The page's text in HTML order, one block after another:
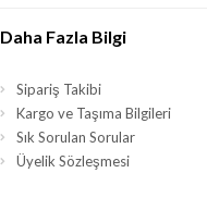
Daha Fazla Bilgi
Sipariş Takibi
Kargo ve Taşıma Bilgileri
Sık Sorulan Sorular
Üyelik Sözleşmesi